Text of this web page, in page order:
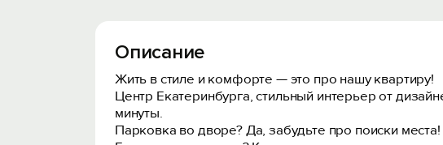
Описание
Жить в стиле и комфорте — это про нашу квартиру!
Центр Екатеринбурга, стильный интерьер от
минуты.
Парковка во дворе? Да, забудьте про поиски места!